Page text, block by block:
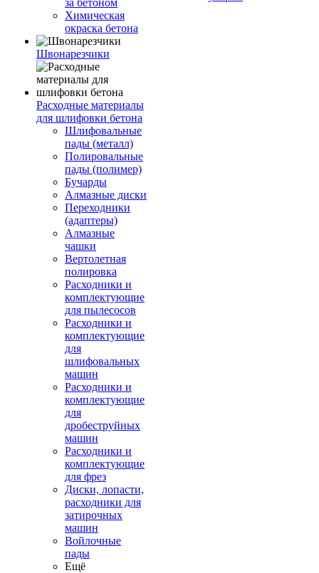
за бетоном
Химическая
окраска бетона
Швонарезчики
Расходные материалы
для шлифовки бетона
Шлифовальные
пады (металл)
Полировальные
пады (полимер)
Бучарды
Алмазные диски
Переходники
(адаптеры)
Алмазные
чашки
Вертолетная
полировка
Расходники и
комплектующие
для пылесосов
Расходники и
комплектующие
для
шлифовальных
машин
Расходники и
комплектующие
для
дробеструйных
машин
Расходники и
комплектующие
для фрез
Диски, лопасти,
расходники для
затирочных
машин
Войлочные
пады
Ещё